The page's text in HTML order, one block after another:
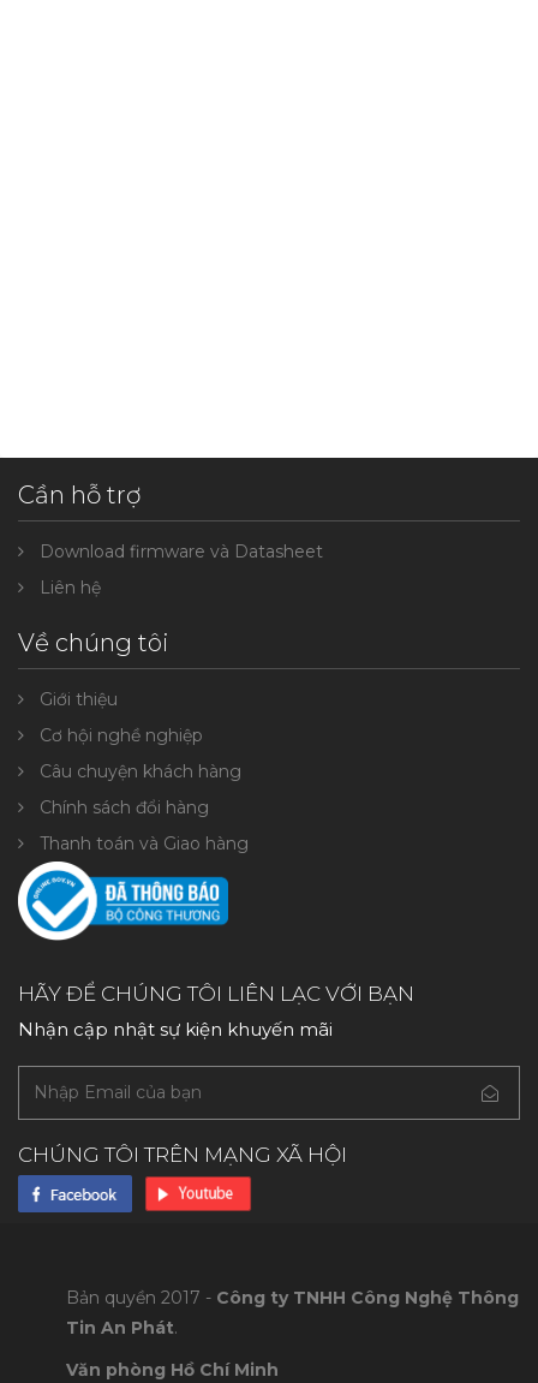
Cần hỗ trợ
Download firmware và Datasheet
Liên hệ
Về chúng tôi
Giới thiệu
Cơ hội nghề nghiệp
Câu chuyện khách hàng
Chính sách đổi hàng
Thanh toán và Giao hàng
HÃY ĐỂ CHÚNG TÔI LIÊN LẠC VỚI BẠN
Nhận cập nhật sự kiện khuyến mãi
CHÚNG TÔI TRÊN MẠNG XÃ HỘI
Bản quyền 2017 - Công ty TNHH Công Nghệ Thông
Tin An Phát.
Văn phòng Hồ Chí Minh